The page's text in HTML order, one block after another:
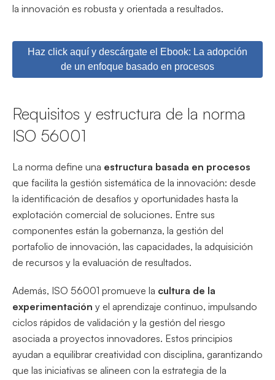
la innovación es robusta y orientada a resultados.
Haz click aquí y descárgate el Ebook: La adopción
de un enfoque basado en procesos
Requisitos y estructura de la norma
ISO 56001
La norma define una estructura basada en procesos
que facilita la gestión sistemática de la innovación: desde
la identificación de desafíos y oportunidades hasta la
explotación comercial de soluciones. Entre sus
componentes están la gobernanza, la gestión del
portafolio de innovación, las capacidades, la adquisición
de recursos y la evaluación de resultados.
Además, ISO 56001 promueve la cultura de la
experimentación y el aprendizaje continuo, impulsando
ciclos rápidos de validación y la gestión del riesgo
asociada a proyectos innovadores. Estos principios
ayudan a equilibrar creatividad con disciplina, garantizando
que las iniciativas se alineen con la estrategia de la